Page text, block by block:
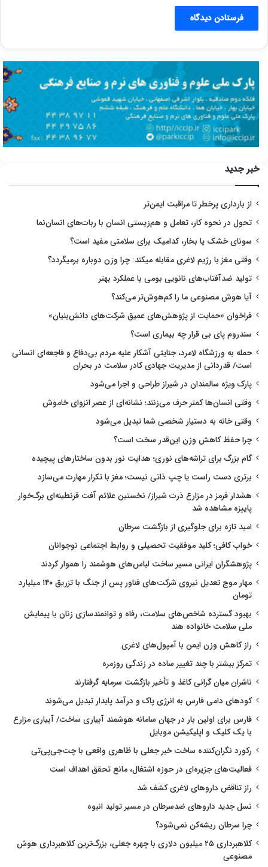
خبر جدید
از بارداری پرخطر تا مراقبت ایمن‌تر
تحول در نحوه کار، تعامل و هم‌زیستی انسان با ربات‌های انسان‌نما
سونای خشک یا بخار، کدامیک برای سلامتی مفید است؟
وقتی مغز با رژیم لاغری مقابله میکند: چرا وزن دوباره برمیگردد؟
تولید ضدآفتاب‌های نانویی بومی با عملکرد بهتر
آیا هوش مصنوعی ما را کم‌هوش‌تر می‌کند؟
فراخوان «حمایت از پژوهش‌های عمیق شرکت‌های دانش‌بنیان»
سندروم پای بی قرار چه بیماری است؟
حمله به ورزشگاه لامرد، جنایتی آشکار علیه مردم بی‌دفاع و فاجعه‌ای انسانی
است/ قدردانی از مدیریت جهادی کادر سلامت در بحران
پارک ویژه سالمندان در شیراز طراحی و اجرا می‌شود
وقتی انسان‌ها کمتر حرف می‌زنند؛ نشانه‌ای از عصر انزوای خاموش
وقتی خانه به دستیار شخصی شما تبدیل می‌شود
چرا حفظ کاهش وزن این‌قدر سخت است؟
گام بزرگ برای تراشه‌های نوری؛ هدایت نور بدون ساختارهای پیچیده
برتری دست راست یا چپ ذاتی نیست؛ مغز با تکرار مهارت می‌سازد
هشدار قرمز در مزارع ذرت شیراز/ نخستین علائم آفت قرنطینه‌ای برگ‌خوار
پاییزه مشاهده شد
امید تازه برای جلوگیری از بازگشت سرطان
خواب کافی؛ کلید موفقیت تحصیلی و روابط اجتماعی نوجوانان
پژوهشگران ایرانی مسیر ساخت لباس‌های هوشمند را هموار کردند
مهار موج تعدیل نیروی شرکت‌های فناور پس از جنگ با تزریق ۱۴۰ میلیارد
تومان
بهبود گسترده شاخص‌های سلامت، رفاه و توانمندسازی زنان با پیمایش
ملی سلامت خانواده هند
راز کاهش وزن ایمن با آمپول‌های لاغری
تمرکز بیشتر با چند تغییر ساده در زندگی روزمره
ناشران میان گرانی کاغذ و تأخیر بازگشت سرمایه گرفتارند
کودهای دامی فارس به انرژی پاک و درآمد پایدار تبدیل می‌شوند
فارس برای اولین بار در جهان سامانه هوشمند آبیاری ساخت/ آبیاری مزارع
با یک کلیک و اپلیکیشن موبایل
رکورد نگران‌کننده ساخت خبر جعلی با ظاهری واقعی با چت‌جی‌پی‌تی
فعالیت‌های جزیره‌ای در حوزه اشتغال، مانع تحقق اهداف است
راز تناقض داروهای لاغری کشف شد
نسل جدید داروهای ضدسرطان در مسیر تولید انبوه
چرا سرطان ریشه‌کن نمی‌شود؟
کلاهبرداری ۲۵ میلیون دلاری با چهره جعلی، بزرگ‌ترین کلاهبرداری هوش
مصنوعی